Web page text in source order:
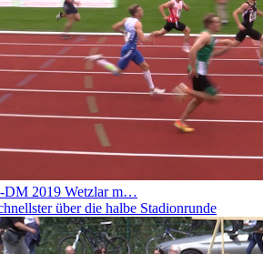
DM 2019 Wetzlar m…
über die halbe Stadionrunde